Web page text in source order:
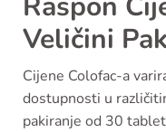
Veličini
Cijene Colofac-a
dostupnosti u
pakiranje od 30